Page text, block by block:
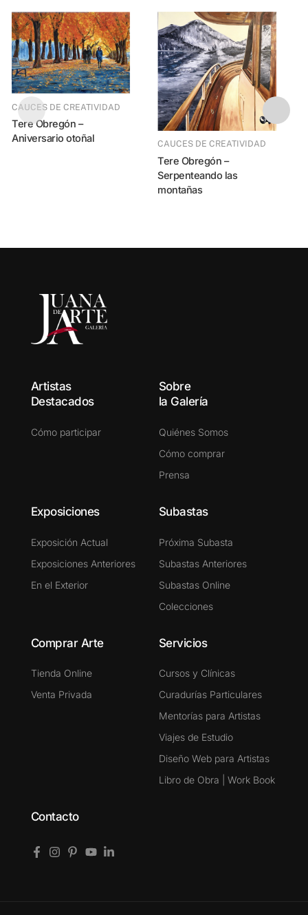
CAUCES DE CREATIVIDAD
Tere Obregón –
Aniversario otoñal
CAUCES DE CREATIVIDAD
Tere Obregón –
Serpenteando las
montañas
Artistas
Destacados
Cómo participar
Sobre
la Galería
Quiénes Somos
Cómo comprar
Prensa
Exposiciones
Exposición Actual
Exposiciones Anteriores
En el Exterior
Subastas
Próxima Subasta
Subastas Anteriores
Subastas Online
Colecciones
Comprar Arte
Tienda Online
Venta Privada
Servicios
Cursos y Clínicas
Curadurías Particulares
Mentorías para Artistas
Viajes de Estudio
Diseño Web para Artistas
Libro de Obra | Work Book
Contacto